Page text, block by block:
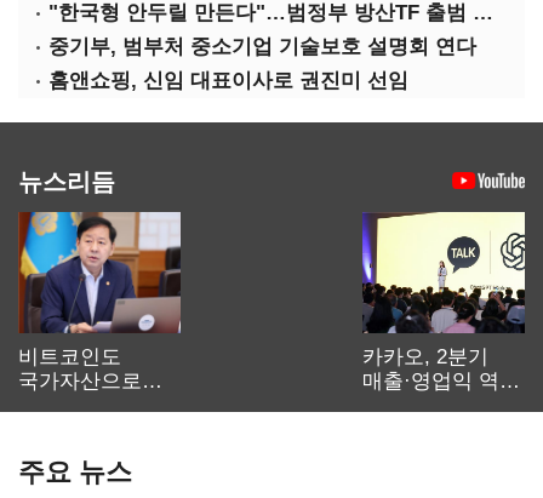
"한국형 안두릴 만든다"…범정부 방산TF 출범 초읽기
중기부, 범부처 중소기업 기술보호 설명회 연다
홈앤쇼핑, 신임 대표이사로 권진미 선임
뉴스리듬
비트코인도
국가자산으로…'
카카오, 2분기
매출·영업익 역대
주요 뉴스